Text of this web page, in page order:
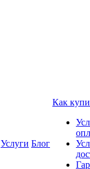
Услуги Блог
Как